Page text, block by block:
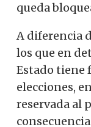
queda
A diferencia
los que en
Estado tiene
elecciones,
reservada al